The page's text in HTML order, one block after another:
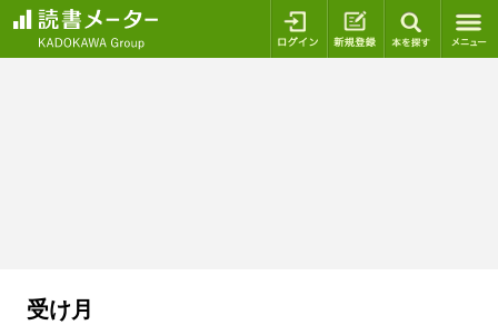
ログイン 新規登録
受け月